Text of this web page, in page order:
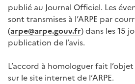
publié au Journal Officiel. Les
sont transmises à l’ARPE par
(arpe@arpe.gouv.fr) dans les 15
publication de l’avis.
L’accord à homologuer fait
sur le site internet de l’ARPE.